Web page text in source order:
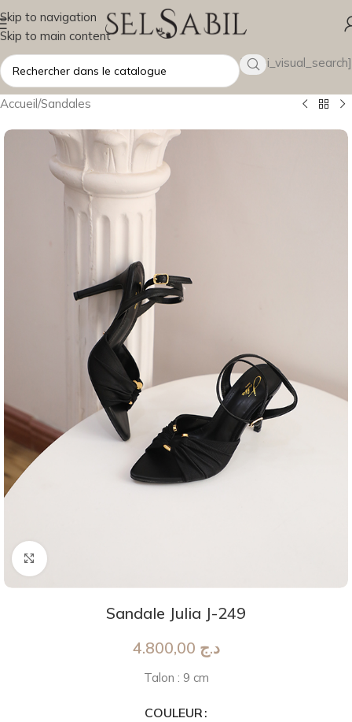
Skip to navigation
Skip to main content
[wsbi_visual_search]
Accueil/Sandales
Agrandir
Sandale Julia J-249
د.ج
Talon : 9 cm
COULEUR